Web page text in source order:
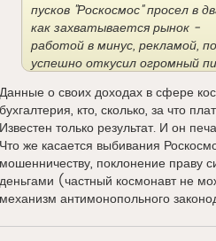
пусков "Роскосмос" просел в
как захватывается рынок -
работой в минус, рекламой,
успешно откусил огромный
Данные о своих доходах в сфере
бухгалтерия, кто, сколько, за что
Известен только результат. И он
Что же касается выбивания
мошенничеству, поклонение праву
деньгами (частный космонавт не
механизм антимонопольного